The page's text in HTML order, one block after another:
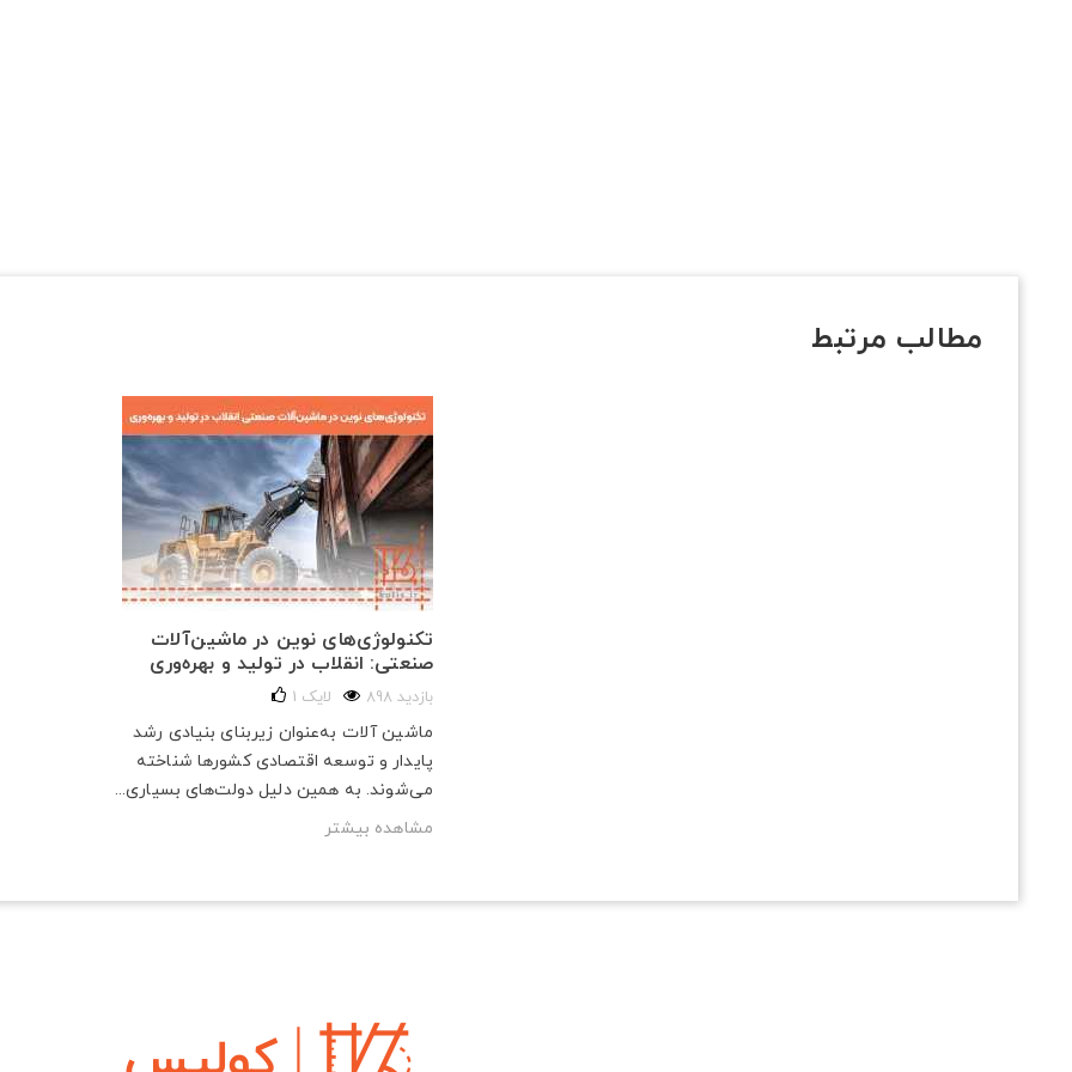
مطالب مرتبط
تکنولوژی‌های نوین در ماشین‌آلات
صنعتی: انقلاب در تولید و بهره‌وری
898 بازدید 1 لایک
ماشین آلات به‌عنوان زیربنای بنیادی رشد
پایدار و توسعه اقتصادی کشورها شناخته
می‌شوند. به همین دلیل دولت‌های بسیاری...
مشاهده بیشتر